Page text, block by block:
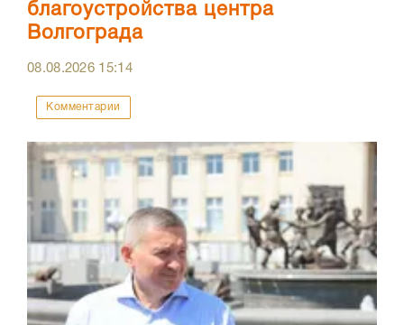
благоустройства центра
Волгограда
08.08.2026 15:14
Комментарии